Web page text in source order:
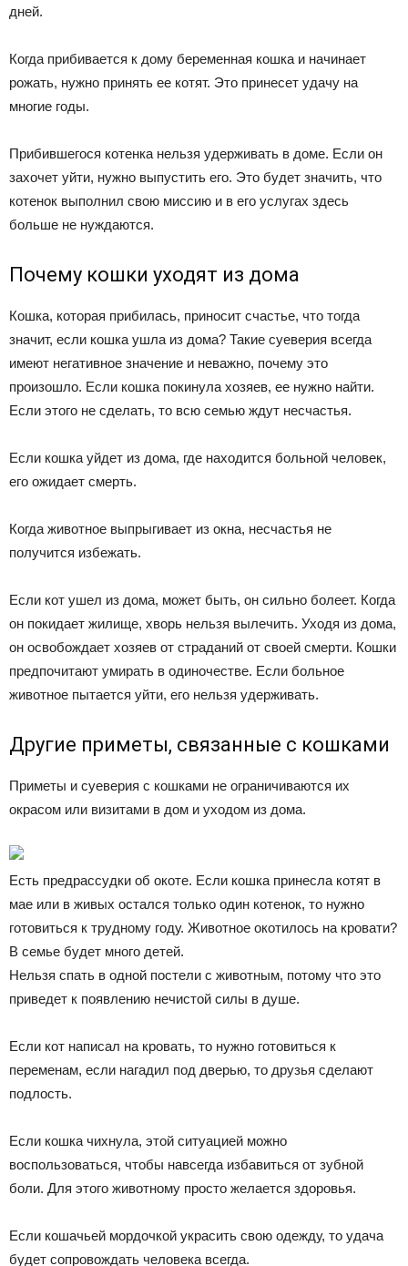
дней.
Когда прибивается к дому беременная кошка и начинает
рожать, нужно принять ее котят. Это принесет удачу на
многие годы.
Прибившегося котенка нельзя удерживать в доме. Если он
захочет уйти, нужно выпустить его. Это будет значить, что
котенок выполнил свою миссию и в его услугах здесь
больше не нуждаются.
Почему кошки уходят из дома
Кошка, которая прибилась, приносит счастье, что тогда
значит, если кошка ушла из дома? Такие суеверия всегда
имеют негативное значение и неважно, почему это
произошло. Если кошка покинула хозяев, ее нужно найти.
Если этого не сделать, то всю семью ждут несчастья.
Если кошка уйдет из дома, где находится больной человек,
его ожидает смерть.
Когда животное выпрыгивает из окна, несчастья не
получится избежать.
Если кот ушел из дома, может быть, он сильно болеет. Когда
он покидает жилище, хворь нельзя вылечить. Уходя из дома,
он освобождает хозяев от страданий от своей смерти. Кошки
предпочитают умирать в одиночестве. Если больное
животное пытается уйти, его нельзя удерживать.
Другие приметы, связанные с кошками
Приметы и суеверия с кошками не ограничиваются их
окрасом или визитами в дом и уходом из дома.
Есть предрассудки об окоте. Если кошка принесла котят в
мае или в живых остался только один котенок, то нужно
готовиться к трудному году. Животное окотилось на кровати?
В семье будет много детей.
Нельзя спать в одной постели с животным, потому что это
приведет к появлению нечистой силы в душе.
Если кот написал на кровать, то нужно готовиться к
переменам, если нагадил под дверью, то друзья сделают
подлость.
Если кошка чихнула, этой ситуацией можно
воспользоваться, чтобы навсегда избавиться от зубной
боли. Для этого животному просто желается здоровья.
Если кошачьей мордочкой украсить свою одежду, то удача
будет сопровождать человека всегда.